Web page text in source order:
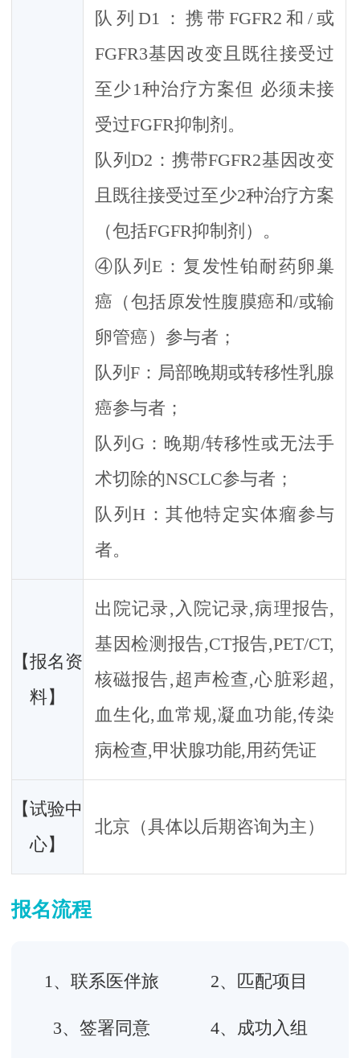
队列D1：携带FGFR2和/或
FGFR3基因改变且既往接受过
至少1种治疗方案但 必须未接
受过FGFR抑制剂。
队列D2：携带FGFR2基因改变
且既往接受过至少2种治疗方案
（包括FGFR抑制剂）。
④队列E：复发性铂耐药卵巢
癌（包括原发性腹膜癌和/或输
卵管癌）参与者；
队列F：局部晚期或转移性乳腺
癌参与者；
队列G：晚期/转移性或无法手
术切除的NSCLC参与者；
队列H：其他特定实体瘤参与
者。
【报名资
料】
出院记录,入院记录,病理报告,
基因检测报告,CT报告,PET/CT,
核磁报告,超声检查,心脏彩超,
血生化,血常规,凝血功能,传染
病检查,甲状腺功能,用药凭证
【试验中
心】
北京（具体以后期咨询为主）
报名流程
1、联系医伴旅 2、匹配项目
3、签署同意 4、成功入组